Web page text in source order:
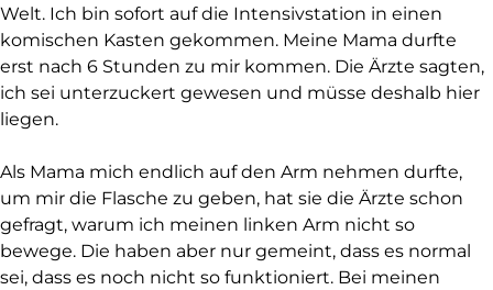
Welt. Ich bin sofort auf die Intensivstation in einen
komischen Kasten gekommen. Meine Mama durfte
erst nach 6 Stunden zu mir kommen. Die Ärzte sagten,
ich sei unterzuckert gewesen und müsse deshalb hier
liegen.
Als Mama mich endlich auf den Arm nehmen durfte,
um mir die Flasche zu geben, hat sie die Ärzte schon
gefragt, warum ich meinen linken Arm nicht so
bewege. Die haben aber nur gemeint, dass es normal
sei, dass es noch nicht so funktioniert. Bei meinen